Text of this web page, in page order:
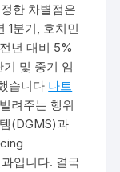
한 차별점은
1분기, 호치민
년 대비 5%
및 중기 임
습니다 나트
려주는 행위
(DGMS)과
입니다. 결국